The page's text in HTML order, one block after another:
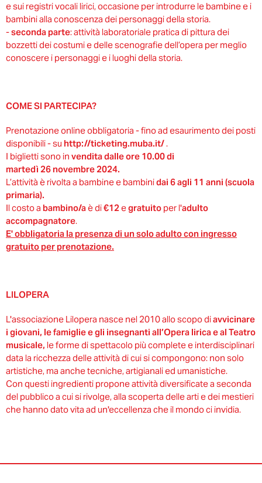
e sui registri vocali lirici, occasione per introdurre le bambine e i
bambini alla conoscenza dei personaggi della storia.
-seconda parte: attività laboratoriale pratica di pittura dei
bozzetti dei costumi e delle scenografie dell’opera per meglio
conoscere i personaggi e i luoghi della storia.
COME SI PARTECIPA?
Prenotazione online obbligatoria - fino ad esaurimento dei posti
disponibili - su http://ticketing.muba.it/​.
I biglietti sono in vendita dalle ore 10.00 di
martedì 26 novembre2024.
L’attività è rivolta a bambine e bambinidai 6 agli 11 anni (scuola
primaria).
Il costo a bambino/aè di€12egratuito per l'adulto
accompagnatore.
E' obbligatoria la presenza di un solo adulto con ingresso
gratuito per prenotazione.
LILOPERA
L'associazione Lilopera nasce nel 2010 allo scopo diavvicinare
i giovani, le famiglie e gli insegnanti all’Opera lirica e al Teatro
musicale, le forme di spettacolo più complete e interdisciplinari
data la ricchezza delle attività di cui si compongono: non solo
artistiche, ma anche tecniche, artigianali ed umanistiche.
Con questi ingredienti propone attività diversificate a seconda
del pubblico a cui si rivolge, alla scoperta delle arti e dei mestieri
che hanno dato vita ad un'eccellenza che il mondo ci invidia.